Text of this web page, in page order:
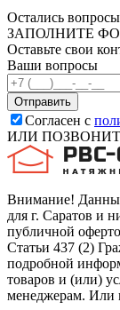
Остались
ЗАПОЛНИТЕ
Оставьте свои
Ваши вопросы
Согласен с
ИЛИ
Внимание!
для г. Саратов и
публичной
Статьи 437 (2)
подробной
товаров и (или)
менеджерам. Или